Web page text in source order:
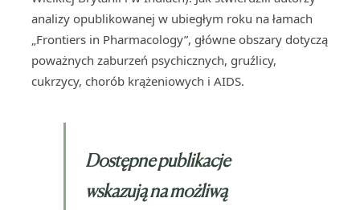
analizy opublikowanej w ubiegłym roku na łamach
„Frontiers in Pharmacology”, główne obszary dotyczą
poważnych zaburzeń psychicznych, gruźlicy,
cukrzycy, chorób krążeniowych i AIDS.
Dostępne publikacje
wskazują na możliwą